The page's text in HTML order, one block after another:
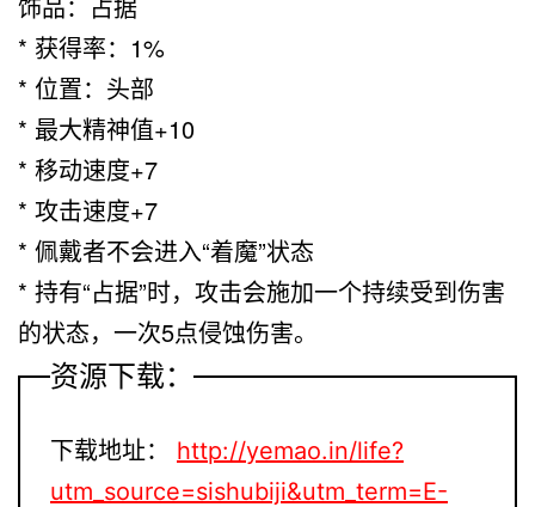
* 获得率：1%
* 位置：头部
* 最大精神值+10
* 移动速度+7
* 攻击速度+7
* 佩戴者不会进入“着魔”状态
* 持有“占据”时，攻击会施加一个持续受到伤害
的状态，一次5点侵蚀伤害。
资源下载：
下载地址：
http://yemao.in/life?
utm_source=sishubiji&utm_term=E-